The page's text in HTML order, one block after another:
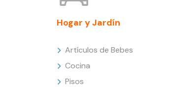
Hogar y Jardín
Artículos de Bebes
Cocina
Pisos